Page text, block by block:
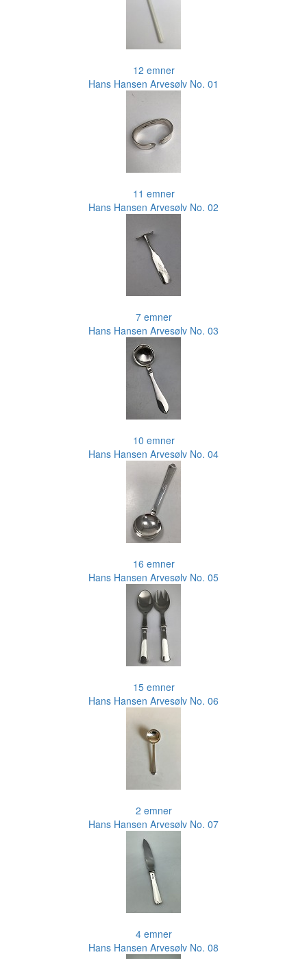
12 emner
Hans Hansen Arvesølv No. 01
11 emner
Hans Hansen Arvesølv No. 02
7 emner
Hans Hansen Arvesølv No. 03
10 emner
Hans Hansen Arvesølv No. 04
16 emner
Hans Hansen Arvesølv No. 05
15 emner
Hans Hansen Arvesølv No. 06
2 emner
Hans Hansen Arvesølv No. 07
4 emner
Hans Hansen Arvesølv No. 08